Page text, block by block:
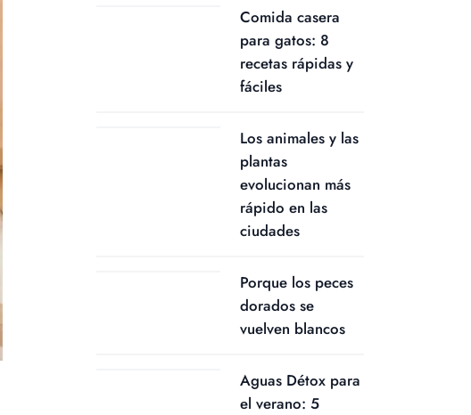
Comida casera
para gatos: 8
recetas rápidas y
fáciles
Los animales y las
plantas
evolucionan más
rápido en las
ciudades
Porque los peces
dorados se
vuelven blancos
Aguas Détox para
el verano: 5